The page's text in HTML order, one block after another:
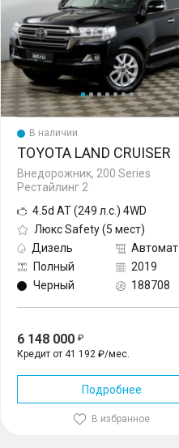
В наличии
TOYOTA LAND CRUISER
Внедорожник, 200 Series
Рестайлинг 2
4.5d AT (249 л.с.) 4WD
Люкс Safety (5 мест)
Дизель
Автомат
Полный
2019
Черный
188708
6 148 000
Кредит от 41 192 ₽/мес.
Подробнее
В избранное